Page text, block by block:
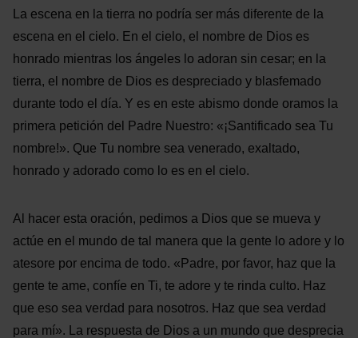
La escena en la tierra no podría ser más diferente de la
escena en el cielo. En el cielo, el nombre de Dios es
honrado mientras los ángeles lo adoran sin cesar; en la
tierra, el nombre de Dios es despreciado y blasfemado
durante todo el día. Y es en este abismo donde oramos la
primera petición del Padre Nuestro: «¡Santificado sea Tu
nombre!». Que Tu nombre sea venerado, exaltado,
honrado y adorado como lo es en el cielo.
Al hacer esta oración, pedimos a Dios que se mueva y
actúe en el mundo de tal manera que la gente lo adore y lo
atesore por encima de todo. «Padre, por favor, haz que la
gente te ame, confíe en Ti, te adore y te rinda culto. Haz
que eso sea verdad para nosotros. Haz que sea verdad
para mí». La respuesta de Dios a un mundo que desprecia